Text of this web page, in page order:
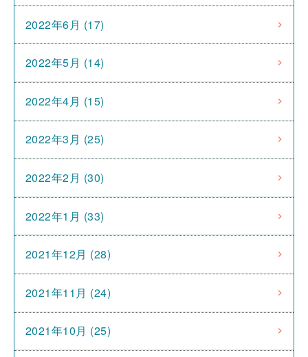
2022年6月 (17)
2022年5月 (14)
2022年4月 (15)
2022年3月 (25)
2022年2月 (30)
2022年1月 (33)
2021年12月 (28)
2021年11月 (24)
2021年10月 (25)